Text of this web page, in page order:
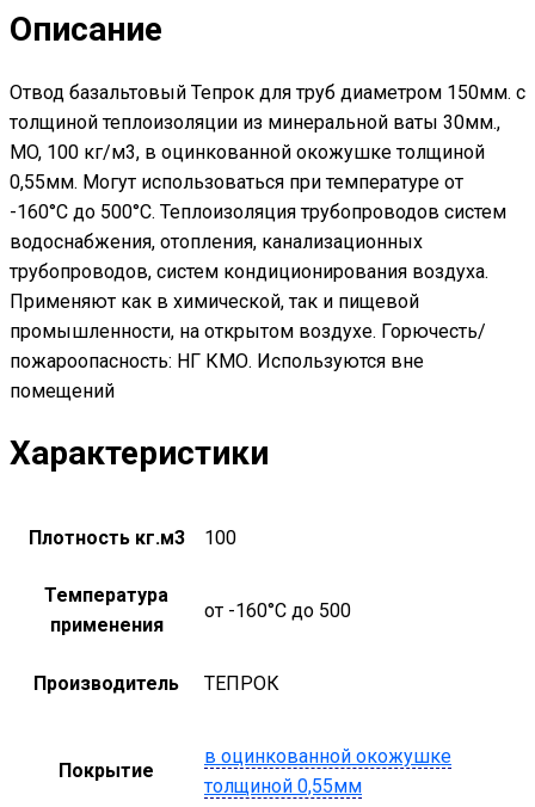
толщиной
Описание
Отвод базальтовый Тепрок для труб диаметром 150мм. с
толщиной теплоизоляции из минеральной ваты 30мм.,
MO, 100 кг/м3, в оцинкованной окожушке толщиной
0,55мм. Могут использоваться при температуре от
-160°С до 500°С. Теплоизоляция трубопроводов систем
водоснабжения, отопления, канализационных
трубопроводов, систем кондиционирования воздуха.
Применяют как в химической, так и пищевой
промышленности, на открытом воздухе. Горючесть/
пожароопасность: НГ КМО. Используются вне
помещений
Характеристики
Плотность кг.м3 100
Температура
применения
от -160°С до 500
Производитель ТЕПРОК
Покрытие
в оцинкованной окожушке
толщиной 0,55мм